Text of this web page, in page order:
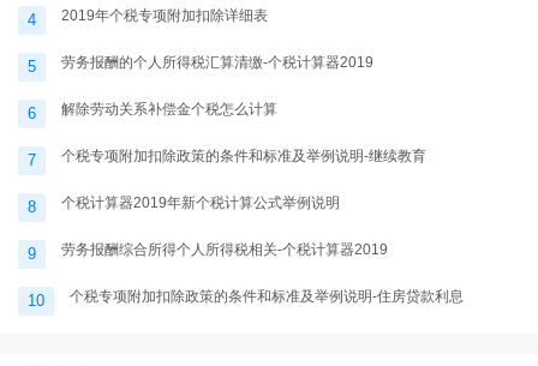
4 2019年个税专项附加扣除详细表
5 劳务报酬的个人所得税汇算清缴-个税计算器2019
6 解除劳动关系补偿金个税怎么计算
7 个税专项附加扣除政策的条件和标准及举例说明-继续教育
8 个税计算器2019年新个税计算公式举例说明
9 劳务报酬综合所得个人所得税相关-个税计算器2019
10 个税专项附加扣除政策的条件和标准及举例说明-住房贷款利息